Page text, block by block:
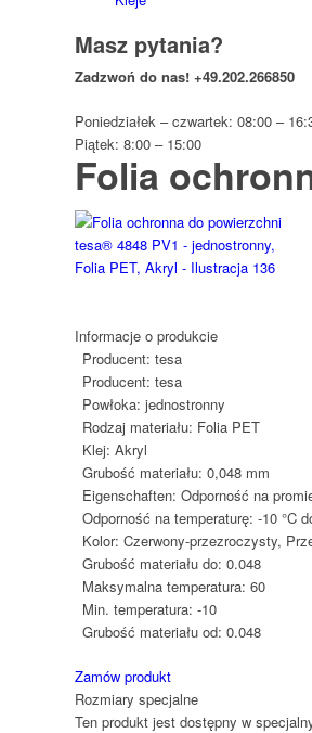
Masz pytania?
Zadzwoń do nas! +49.202.266850
Poniedziałek – czwartek: 08:00 –
Piątek: 8:00 – 15:00
Folia
Informacje o produkcie
Producent: tesa
Producent: tesa
Powłoka: jednostronny
Rodzaj materiału: Folia PET
Klej: Akryl
Grubość materiału: 0,048 mm
Eigenschaften: Odporność na
Odporność na temperaturę: -10 °C
Kolor: Czerwony-przezroczysty,
Grubość materiału do: 0.048
Maksymalna temperatura: 60
Min. temperatura: -10
Grubość materiału od: 0.048
Zamów produkt
Rozmiary specjalne
Ten produkt jest dostępny w